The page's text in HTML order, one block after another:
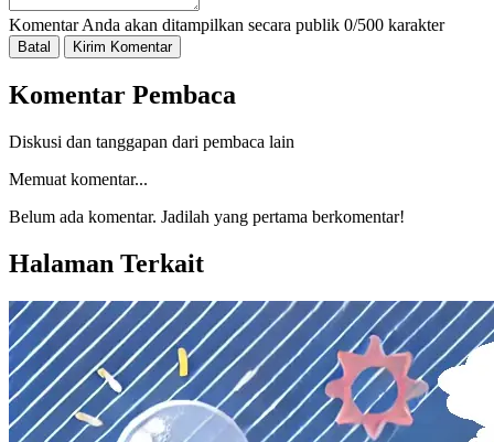
Komentar Anda akan ditampilkan secara publik 0/500 karakter
Batal Kirim Komentar
Komentar Pembaca
Diskusi dan tanggapan dari pembaca lain
Memuat komentar...
Belum ada komentar. Jadilah yang pertama berkomentar!
Halaman Terkait